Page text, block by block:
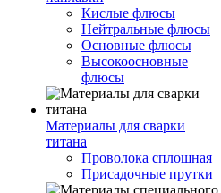
Кислые флюсы
Нейтральные флюсы
Основные флюсы
Высокоосновные
флюсы
Материалы для сварки
титана
Проволока сплошная
Присадочные прутки